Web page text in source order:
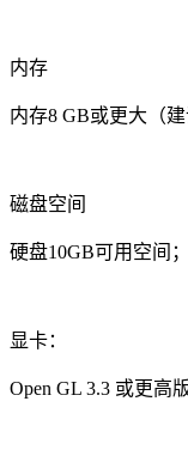
内存
内存8 GB或更大（建
磁盘空间
硬盘10GB可用空间
显卡：
Open GL 3.3 或更高